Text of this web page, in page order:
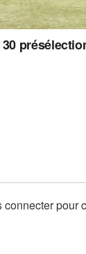
connecter pour